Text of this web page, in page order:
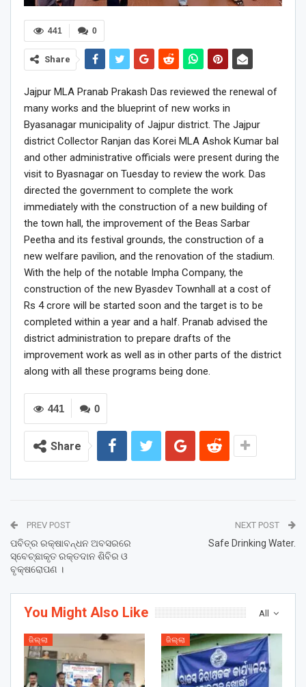
0
441
Share
Jajpur MLA Pranab Prakash Das reviewed the renewal of
many works and the blueprint of new works in
Byasanagar municipality of Jajpur district. The Jajpur
district Collector Ranjan das Korei MLA Ashok Kumar bal
and other administrative officials were present during the
visit to Byasnagar on Tuesday to review the work. Das
directed the government to complete the work
immediately with the construction of a new building of
the town hall, the improvement of the Beas Sarbar
Peetha and its festival grounds, the construction of a
new welfare pavilion, and the renovation of the stadium.
With the help of the notable Impha Company, the
construction of the new Byasdev Townhall at a cost of
Rs 4 crore will be started soon and the target is to be
completed within a year and a half. Pranab advised the
district administration to prepare drafts of the
improvement work as well as in other parts of the district
along with all these programs being done.
0
441
Share
PREV POST
ପବିତ୍ର ରକ୍ଷାବନ୍ଧନ ଅବସରରେ
ସ୍ବେଚ୍ଛାକୃତ ରକ୍ତଦାନ ଶିବିର ଓ
ବୃକ୍ଷରୋପଣ ।
NEXT POST
Safe Drinking Water.
All
You Might Also Like
ଜିଲ୍ଲା ଜିଲ୍ଲା